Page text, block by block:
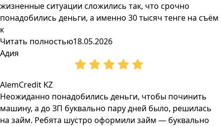
жизненные ситуации сложились так, что срочно
понадобились деньги, а именно 30 тысяч тенге на съём
к
Читать полностью18.05.2026
Адия
AlemCredit KZ
Неожиданно понадобились деньги, чтобы починить
машину, а до ЗП буквально пару дней было, решилась
на займ. Ребята шустро оформили займ — буквально